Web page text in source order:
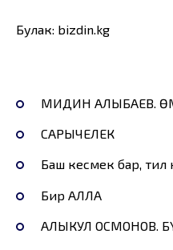
Булак: bizdin.kg
МИДИН АЛЫБАЕВ.
САРЫЧЕЛЕК
Баш кесмек бар,
Бир АЛЛА
АЛЫКУЛ ОСМОНОВ.